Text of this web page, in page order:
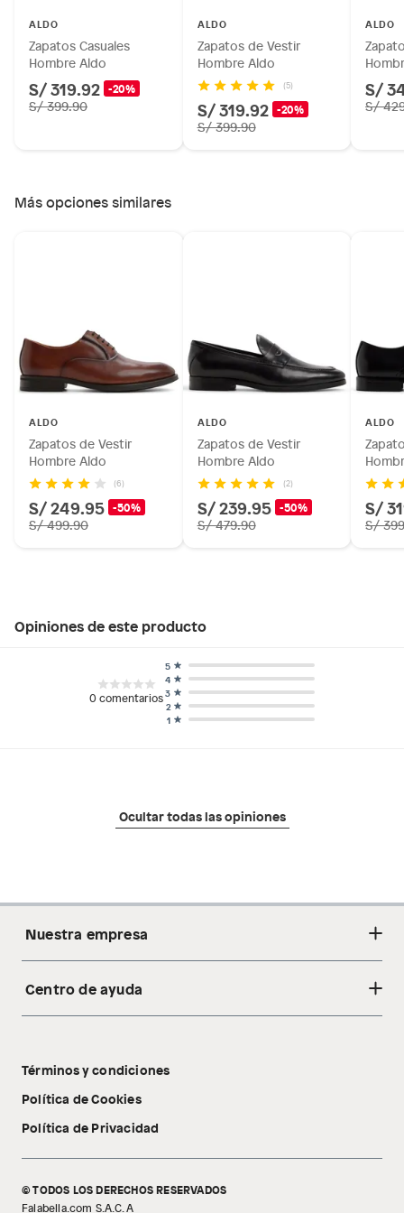
ALDO
Zapatos Casuales
Hombre Aldo
S/ 319.92 -20%
S/ 399.90
ALDO
Zapatos de Vestir
Hombre Aldo
(5)
S/ 319.92 -20%
S/ 399.90
ALDO
S/
S/
Más opciones similares
ALDO
Zapatos de Vestir
Hombre Aldo
(6)
S/ 249.95 -50%
S/ 499.90
ALDO
Zapatos de Vestir
Hombre Aldo
(2)
S/ 239.95 -50%
S/ 479.90
ALDO
S/
S/
Opiniones de este producto
0comentarios
1
2
3
4
5
Ocultar todas las opiniones
Nuestra empresa
Acerca de nosotros
Tecnología Pillow Walk
Centro de ayuda
Libro de reclamaciones
Términos y condiciones
Política de Cookies
Política de Privacidad
© TODOS LOS DERECHOS RESERVADOS
Falabella.com S.A.C. A